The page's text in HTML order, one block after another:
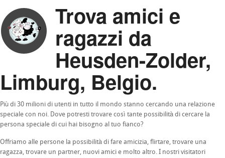
Trova amici e
ragazzi da
Heusden-Zolder,
Limburg, Belgio.
Più di 30 milioni di utenti in tutto il mondo stanno cercando una relazione
speciale con noi. Dove potresti trovare così tante possibilità di cercare la
persona speciale di cui hai bisogno al tuo fianco?
Offriamo alle persone la possibilità di fare amicizia, flirtare, trovare una
ragazza, trovare un partner, nuovi amici e molto altro. I nostri visitatori